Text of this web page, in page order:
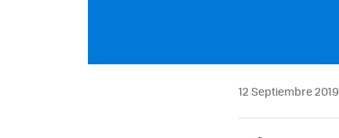
12 Septiembre 2019